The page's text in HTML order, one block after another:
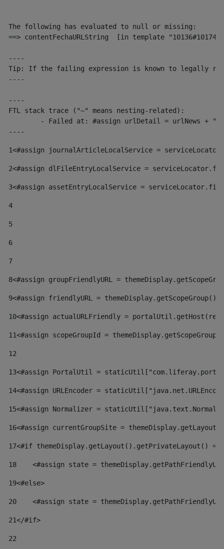
The following has evaluated to null or missing:
==> contentFechaURLString  [in template
----
Tip: If the failing expression is known to legally refer
----
----
FTL stack trace ("~" means nesting-related):
----
1<#assign journalArticleLocalService =
2<#assign dlFileEntryLocalService =
3<#assign assetEntryLocalService =
4
5
6
7
8<#assign groupFriendlyURL =
9<#assign friendlyURL =
10<#assign actualURLFriendly =
11<#assign scopeGroupId =
12
13<#assign PortalUtil =
14<#assign URLEncoder =
15<#assign Normalizer =
16<#assign currentGroupSite =
17<#if themeDisplay.getLayout().getPrivateLayout()
18
<#assign state =
19<#else>
20
<#assign state =
21</#if>
22